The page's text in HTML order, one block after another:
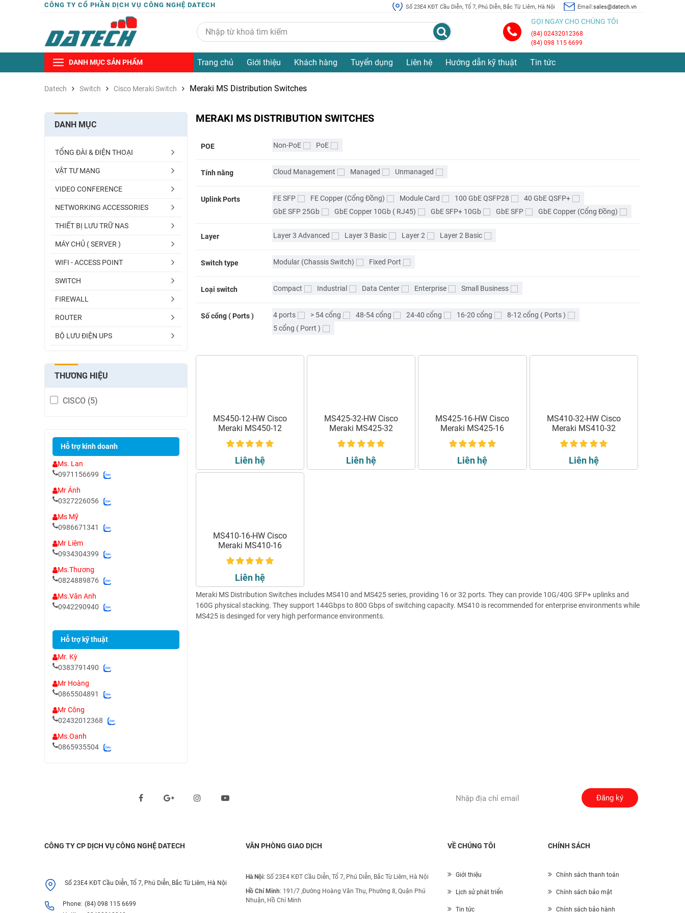
CÔNG TY CỔ PHẦN DỊCH VỤ CÔNG NGHỆ DATECH Số 23E4 KĐT Cầu Diễn, Tổ 7, Phú Diễn, Bắc Từ Liêm, Hà Nội Email:sales@datech.vn
GỌI NGAY CHO CHÚNG TÔI
(84) 02432012368
(84) 098 115 6699
DANH MỤC SẢN PHẨM Trang chủ Giới thiệu Khách hàng Tuyển dụng Liên hệ Hướng dẫn kỹ thuật Tin tức
Datech Switch Cisco Meraki Switch Meraki MS Distribution Switches
DANH MỤC
TỔNG ĐÀI & ĐIỆN THOẠI
VẬT TƯ MẠNG
VIDEO CONFERENCE
NETWORKING ACCESSORIES
THIẾT BỊ LƯU TRỮ NAS
MÁY CHỦ ( SERVER )
WIFI - ACCESS POINT
SWITCH
FIREWALL
ROUTER
BỘ LƯU ĐIỆN UPS
THƯƠNG HIỆU
CISCO (5)
Hỗ trợ kinh doanh
Ms. Lan
0971156699
Mr Ánh
0327226056
Ms Mỹ
0986671341
Mr Liêm
0934304399
Ms.Thương
0824889876
Ms.Vân Anh
0942290940
Hỗ trợ kỹ thuật
Mr. Kỳ
0383791490
Mr Hoàng
0865504891
Mr Công
02432012368
Ms.Oanh
0865935504
MERAKI MS DISTRIBUTION SWITCHES
POE Non-PoE PoE
Tính năng Cloud Management Managed Unmanaged
Uplink Ports FE SFP FE Copper (Cổng Đồng) Module Card 100 GbE QSFP28
40 GbE QSFP+
GbE SFP 25Gb
GbE Copper 10Gb ( RJ45) GbE SFP+ 10Gb GbE SFP GbE Copper (Cổng Đồng)
Layer Layer 3 Advanced Layer 3 Basic Layer 2 Layer 2 Basic
Switch type Modular (Chassis Switch) Fixed Port
Loại switch Compact Industrial Data Center Enterprise Small Business
Số cổng ( Ports ) 4 ports > 54 cổng 48-54 cổng 24-40 cổng 16-20 cổng
8-12 cổng ( Ports )
5 cổng ( Porrt )
MS450-12-HW Cisco
Meraki MS450-12
Liên hệ
MS425-32-HW Cisco
Meraki MS425-32
Liên hệ
MS425-16-HW Cisco
Meraki MS425-16
Liên hệ
MS410-32-HW Cisco
Meraki MS410-32
Liên hệ
MS410-16-HW Cisco
Meraki MS410-16
Liên hệ
Meraki MS Distribution Switches includes MS410 and MS425 series, providing 16 or 32 ports. They can provide 10G/40G SFP+ uplinks and
160G physical stacking. They support 144Gbps to 800 Gbps of switching capacity. MS410 is recommended for enterprise environments while
MS425 is desinged for very high performance environments.
Đăng ký
CÔNG TY CP DỊCH VỤ CÔNG NGHỆ DATECH
Số 23E4 KĐT Cầu Diễn, Tổ 7, Phú Diễn, Bắc Từ Liêm, Hà Nội
Phone: (84) 098 115 6699
VĂN PHÒNG GIAO DỊCH
Hà Nội: Số 23E4 KĐT Cầu Diễn, Tổ 7, Phú Diễn, Bắc Từ Liêm, Hà Nội
Hồ Chí Minh: 191/7 ,Đường Hoàng Văn Thụ, Phường 8, Quận Phú
Nhuận, Hồ Chí Minh
VỀ CHÚNG TÔI
Giới thiệu
Lịch sử phát triển
Tin tức
CHÍNH SÁCH
Chính sách thanh toán
Chính sách bảo mật
Chính sách bảo hành